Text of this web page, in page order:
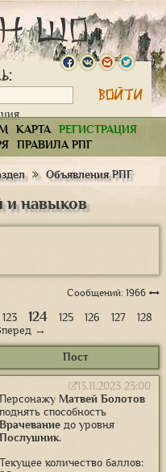
Шо
КАРТА
РЕГИСТРАЦИЯ
ПРАВИЛА РПГ
Объявления РПГ
и навыков
Сообщений: 1966
123 124 125 126 127
128
→
Пост
13.11.2023 23:00
Персонажу Матвей Болотов
поднять способность
Врачевание до уровня
Послушник.
Текущее количество баллов: